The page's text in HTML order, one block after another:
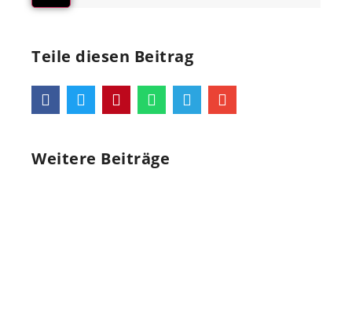
Teile diesen Beitrag
Weitere Beiträge